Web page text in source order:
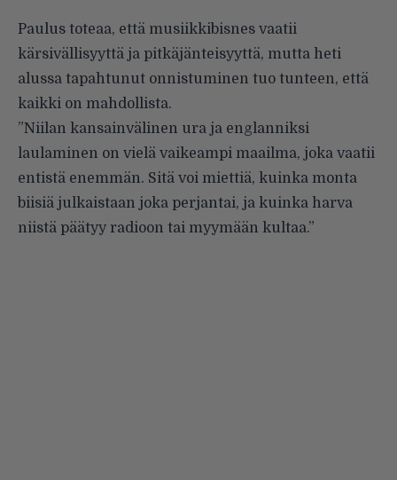
Paulus toteaa, että musiikkibisnes vaatii
kärsivällisyyttä ja pitkäjänteisyyttä, mutta heti
alussa tapahtunut onnistuminen tuo tunteen, että
kaikki on mahdollista.
”Niilan kansainvälinen ura ja englanniksi
laulaminen on vielä vaikeampi maailma, joka vaatii
entistä enemmän. Sitä voi miettiä, kuinka monta
biisiä julkaistaan joka perjantai, ja kuinka harva
niistä päätyy radioon tai myymään kultaa.”